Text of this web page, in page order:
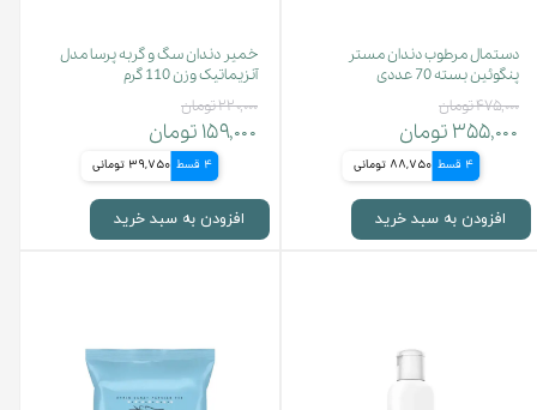
دستمال مرطوب دندان مستر
پنگوئین بسته 70 عددی
۴۷۵,۰۰۰ تومان
۳۵۵,۰۰۰ تومان
4 قسط 88,750 تومانی
افزودن به سبد خرید
خمیر دندان سگ و گربه پرسا مدل
آنزیماتیک وزن 110 گرم
۲۲۰,۰۰۰ تومان
۱۵۹,۰۰۰ تومان
4 قسط 39,750 تومانی
افزودن به سبد خرید